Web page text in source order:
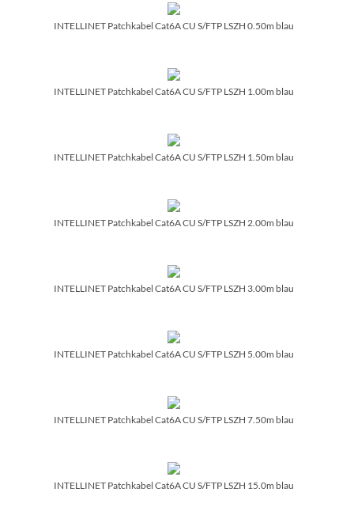
INTELLINET Patchkabel Cat6A CU S/­FTP LSZH 0.50m blau
INTELLINET Patchkabel Cat6A CU S/­FTP LSZH 1.00m blau
INTELLINET Patchkabel Cat6A CU S/­FTP LSZH 1.50m blau
INTELLINET Patchkabel Cat6A CU S/­FTP LSZH 2.00m blau
INTELLINET Patchkabel Cat6A CU S/­FTP LSZH 3.00m blau
INTELLINET Patchkabel Cat6A CU S/­FTP LSZH 5.00m blau
INTELLINET Patchkabel Cat6A CU S/­FTP LSZH 7.50m blau
INTELLINET Patchkabel Cat6A CU S/­FTP LSZH 15.0m blau